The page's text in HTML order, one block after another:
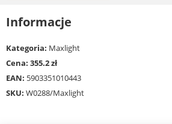
Informacje
Kategoria: Maxlight
Cena: 355.2 zł
EAN: 5903351010443
SKU: W0288/Maxlight